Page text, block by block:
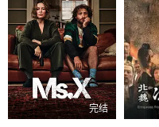
完结